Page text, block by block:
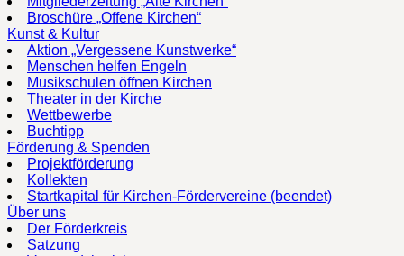
Broschüre „Offene Kirchen“
Kunst & Kultur
Aktion „Vergessene Kunstwerke“
Menschen helfen Engeln
Musikschulen öffnen Kirchen
Theater in der Kirche
Wettbewerbe
Buchtipp
Förderung & Spenden
Projektförderung
Kollekten
Startkapital für Kirchen-Fördervereine (beendet)
Über uns
Der Förderkreis
Satzung